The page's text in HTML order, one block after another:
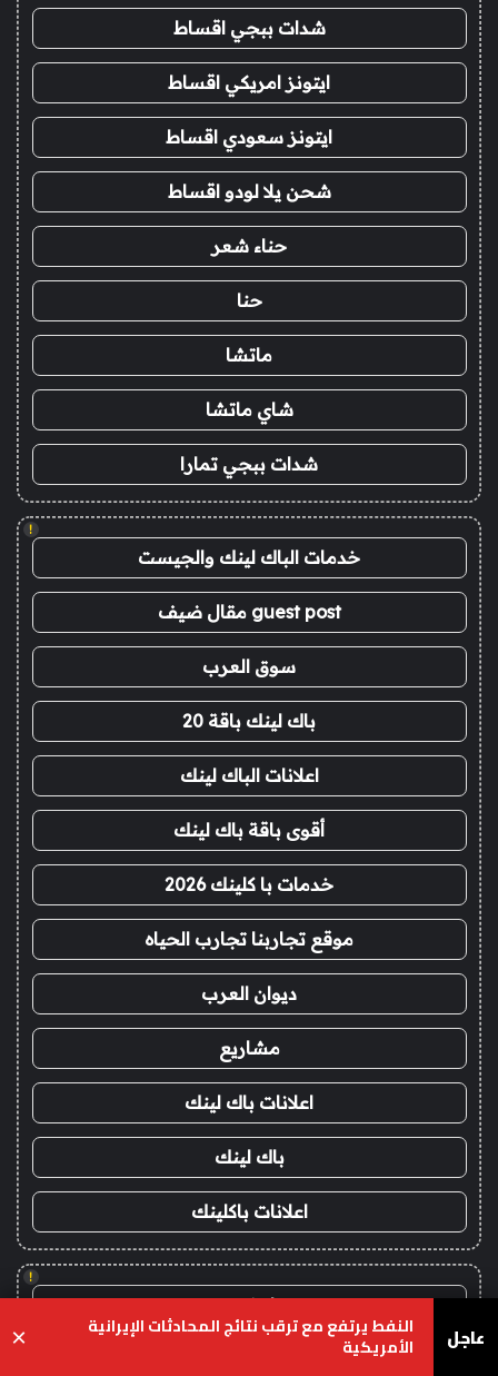
شدات ببجي اقساط
ايتونز امريكي اقساط
ايتونز سعودي اقساط
شحن يلا لودو اقساط
حناء شعر
حنا
ماتشا
شاي ماتشا
شدات ببجي تمارا
!
خدمات الباك لينك والجيست
guest post مقال ضيف
سوق العرب
باك لينك باقة 20
اعلانات الباك لينك
أقوى باقة باك لينك
خدمات با كلينك 2026
موقع تجاربنا تجارب الحياه
ديوان العرب
مشاريع
اعلانات باك لينك
باك لينك
اعلانات باكلينك
!
يلا شوت
عاجل النفط يرتفع مع ترقب نتائج المحادثات الإيرانية
الأمريكية ×